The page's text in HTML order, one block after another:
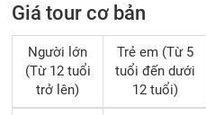
Giá tour cơ bản
Người lớn
(Từ 12 tuổi
trở lên)
Trẻ em (Từ 5
tuổi đến dưới
12 tuổi)